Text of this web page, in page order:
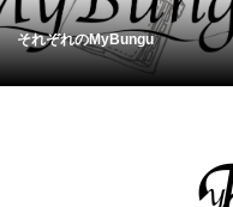
それぞれのMyBungu